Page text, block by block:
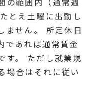
とえ土曜に出勤し
ません。 所定休日
であれば通常賃金
す。 ただし就業規
場合はそれに従い